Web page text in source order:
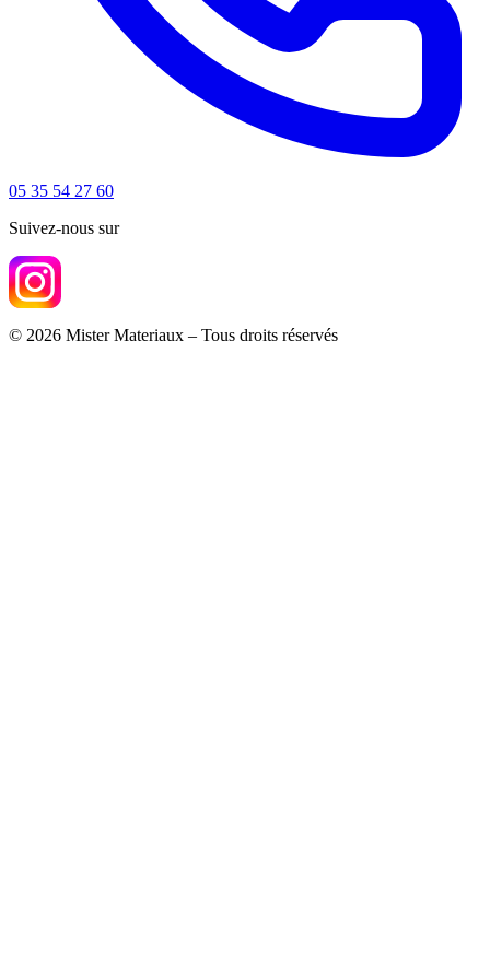
05 35 54 27 60
Suivez-nous sur
© 2026 Mister Materiaux – Tous droits réservés